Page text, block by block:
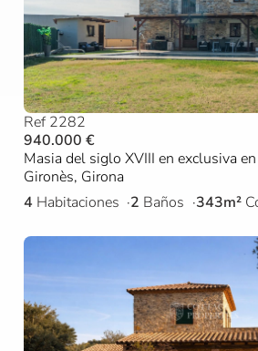
Ref 2282
940.000 €
Masia del siglo XVIII en exclusiva
Gironès, Girona
4 Habitaciones 2 Baños 343m²